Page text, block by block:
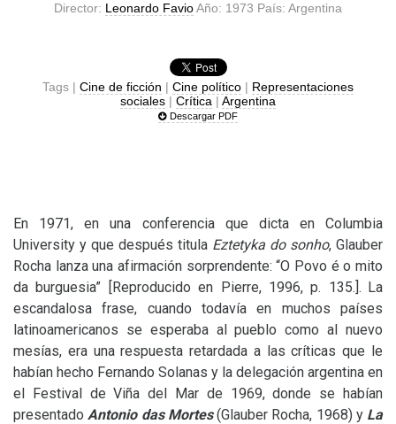
Director: Leonardo FavioAño: 1973 País: Argentina
Tags | Cine de ficción | Cine político | Representaciones
sociales | Crítica | Argentina
Descargar PDF
En 1971, en una conferencia que dicta en Columbia
University y que después titula Eztetyka do sonho, Glauber
Rocha lanza una afirmación sorprendente: “O Povo é o mito
da burguesia” [Reproducido en Pierre, 1996, p. 135.]. La
escandalosa frase, cuando todavía en muchos países
latinoamericanos se esperaba al pueblo como al nuevo
mesías, era una respuesta retardada a las críticas que le
habían hecho Fernando Solanas y la delegación argentina en
el Festival de Viña del Mar de 1969, donde se habían
presentadoAntonio das Mortes (Glauber Rocha, 1968) y La